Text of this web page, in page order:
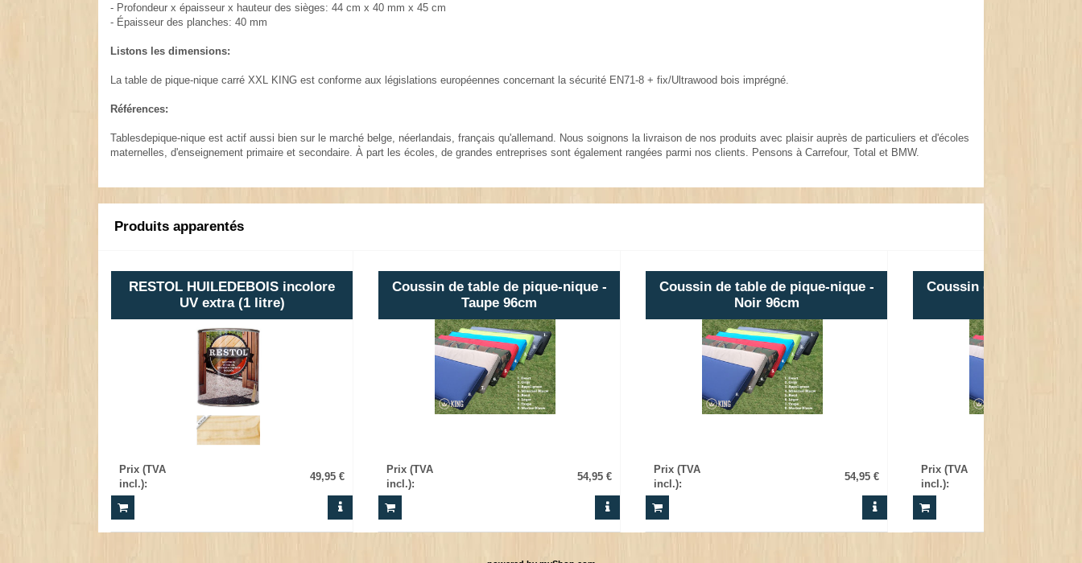
- Profondeur x épaisseur x hauteur des sièges: 44 cm x 40 mm x 45 cm
- Épaisseur des planches: 40 mm
Listons les dimensions:
La table de pique-nique carré XXL KING est conforme aux législations européennes concernant la sécurité EN71-8 + fix/Ultrawood bois imprégné.
Références:
Tablesdepique-nique est actif aussi bien sur le marché belge, néerlandais, français qu'allemand. Nous soignons la livraison de nos produits avec plaisir auprès de particuliers et d'écoles
maternelles, d'enseignement primaire et secondaire. À part les écoles, de grandes entreprises sont également rangées parmi nos clients. Pensons à Carrefour, Total et BMW.
Produits apparentés
RESTOL HUILEDEBOIS incolore
UV extra (1 litre)
Prix (TVA
incl.):
49,95 €
Coussin de table de pique-nique -
Taupe 96cm
Prix (TVA
incl.):
54,95 €
Coussin de table de pique-nique -
Noir 96cm
Prix (TVA
incl.):
54,95 €
Coussin de table de
Prix (TVA
incl.):